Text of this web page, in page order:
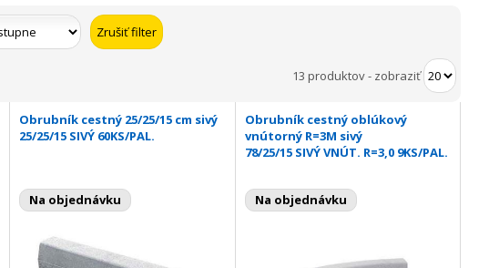
13 produktov- zobraziť
Obrubník cestný 25/25/15 cm sivý
25/25/15 SIVÝ 60KS/PAL.
Na objednávku
Obrubník cestný oblúkový
vnútorný R=3M sivý
78/25/15 SIVÝ VNÚT. R=3,0 9KS/PAL.
Na objednávku